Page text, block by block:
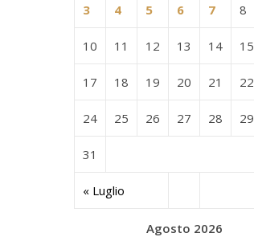
Agosto 2026
« Luglio
3 4 5 6 7 8
10 11 12 13 14 15
17 18 19 20 21 22
24 25 26 27 28 29
31